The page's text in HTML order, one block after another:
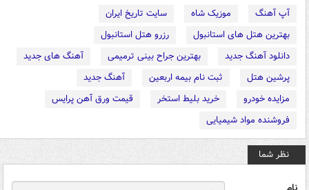
آپ آهنگ موزیک شاه
سایت تاریخ ایران
بهترین هتل های استانبول
رزرو هتل استانبول
دانلود آهنگ جدید
بهترین جراح بینی ترمیمی
آهنگ های جدید
پرشین هتل
ثبت نام بیمه اربعین
آهنگ جدید
مزایده خودرو
خرید بلیط استخر
قیمت ورق آهن پرایس
فروشنده مواد شیمیایی
نظر شما